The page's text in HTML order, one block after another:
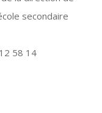
secondaire
58 14